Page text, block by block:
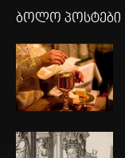
ბოლო პოსტები